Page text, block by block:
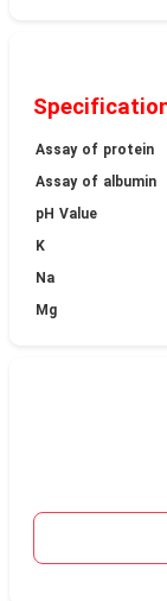
Assay of protein
Assay of albumin
pH Value
K
Na
Mg